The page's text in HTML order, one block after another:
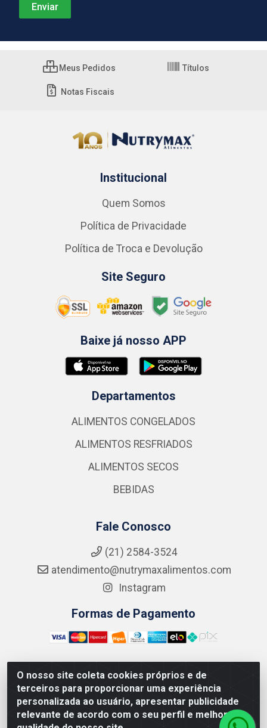
O nosso site coleta cookies próprios e de
terceiros para proporcionar uma experiência
personalizada ao usuário, apresentar publicidade
relevante de acordo com o seu perfil e melhorar a
Meus Pedidos Títulos
Notas Fiscais
Institucional
Quem Somos
Política de Privacidade
Política de Troca e Devolução
Site Seguro
Baixe já nosso APP
Departamentos
ALIMENTOS CONGELADOS
ALIMENTOS RESFRIADOS
ALIMENTOS SECOS
BEBIDAS
Fale Conosco
(21) 2584-3524
atendimento@nutrymaxalimentos.com
Instagram
Formas de Pagamento
NUTRY MAX COMÉRCIO DE PRODUTOS ALIMENTICIOS
LTDA - RUA DO FEIJÃO, 721 PENHA CIRCULAR/RJ -
CNPJ: 15.796.122/0001-03